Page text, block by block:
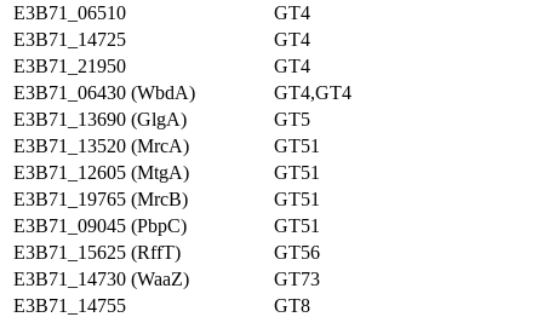
E3B71_06510
GT4
E3B71_14725
GT4
E3B71_21950
GT4
E3B71_06430 (WbdA)
GT4,GT4
E3B71_13690 (GlgA)
GT5
E3B71_13520 (MrcA)
GT51
E3B71_12605 (MtgA)
GT51
E3B71_19765 (MrcB)
GT51
E3B71_09045 (PbpC)
GT51
E3B71_15625 (RffT)
GT56
E3B71_14730 (WaaZ)
GT73
E3B71_14755
GT8